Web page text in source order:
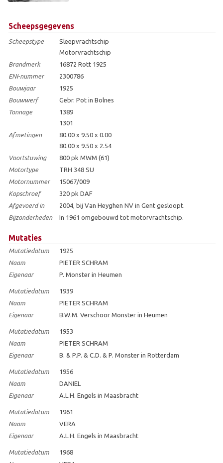
Scheepsgegevens
Scheepstype
Sleepvrachtschip
Motorvrachtschip
Brandmerk
16872 Rott 1925
ENI-nummer
2300786
Bouwjaar
1925
Bouwwerf
Gebr. Pot in Bolnes
Tonnage
1389
1301
Afmetingen
80.00 x 9.50 x 0.00
80.00 x 9.50 x 2.54
Voortstuwing
800 pk MWM (61)
Motortype
TRH 348 SU
Motornummer
15067/009
Kopschroef
320 pk DAF
Afgevoerd in
2004, bij Van Heyghen NV in Gent gesloopt.
Bijzonderheden
In 1961 omgebouwd tot motorvrachtschip.
Mutaties
Mutatiedatum
1925
Naam
PIETER SCHRAM
Eigenaar
P. Monster in Heumen
Mutatiedatum
1939
Naam
PIETER SCHRAM
Eigenaar
B.W.M. Verschoor Monster in Heumen
Mutatiedatum
1953
Naam
PIETER SCHRAM
Eigenaar
B. & P.P. & C.D. & P. Monster in Rotterdam
Mutatiedatum
1956
Naam
DANIEL
Eigenaar
A.L.H. Engels in Maasbracht
Mutatiedatum
1961
Naam
VERA
Eigenaar
A.L.H. Engels in Maasbracht
Mutatiedatum
1968